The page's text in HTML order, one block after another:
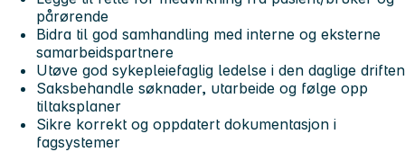
pårørende
Bidra til god samhandling med interne og eksterne
samarbeidspartnere
Utøve god sykepleiefaglig ledelse i den daglige driften
Saksbehandle søknader, utarbeide og følge opp
tiltaksplaner
Sikre korrekt og oppdatert dokumentasjon i
fagsystemer